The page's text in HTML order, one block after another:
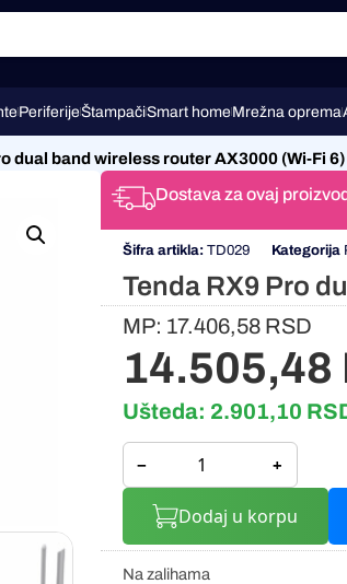
PeriferijeŠtampačiSmart homeMrežna oprema
dual band wireless router AX3000 (Wi-Fi 6)
Dostava za ovaj
Šifra artikla: TD029 Kategorija
Tenda RX9 Pro
MP: 17.406,58 RSD
14.505,48
Ušteda: 2.901,10
− +
Dodaj u korpu
Na zalihama